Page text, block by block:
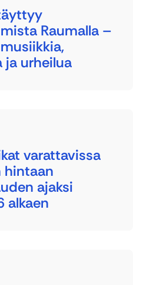
Raumalla –
ja urheilua
varattavissa
hintaan
ajaksi
alkaen